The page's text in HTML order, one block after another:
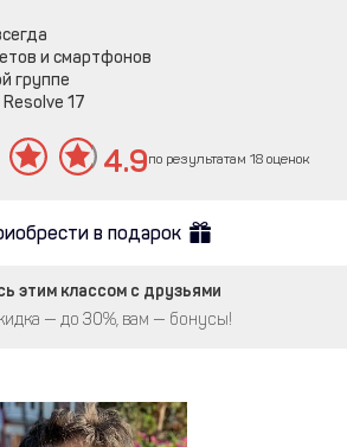
и смартфонов
группе
17
4.9по результатам 18 оценок
в подарок
этим классом с друзьями
— до 30%, вам — бонусы!